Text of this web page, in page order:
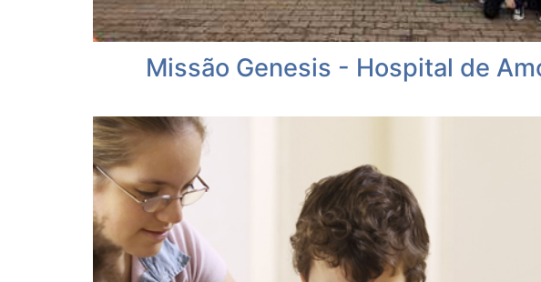
História do Dia Mundial da Água